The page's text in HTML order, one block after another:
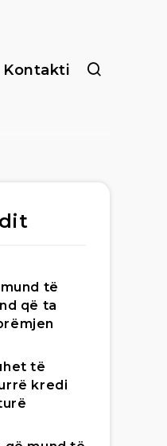
Kontakti
të
që ta
të
kredi